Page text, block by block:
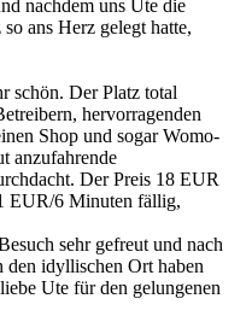
nachdem uns Ute die
ans Herz gelegt hatte,
schön. Der Platz total
hervorragenden
Shop und sogar Womo-
anzufahrende
Der Preis 18 EUR
EUR/6 Minuten fällig,
sehr gefreut und nach
den idyllischen Ort haben
Ute für den gelungenen